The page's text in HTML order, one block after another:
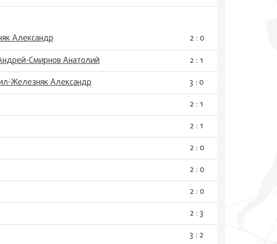
Александр
2 : 0
Смирнов Анатолий
2 : 1
Железняк Александр
3 : 0
2 : 1
2 : 1
2 : 0
2 : 0
2 : 0
2 : 3
3 : 2